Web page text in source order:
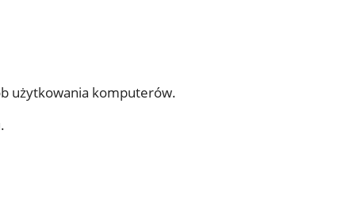
użytkowania komputerów.